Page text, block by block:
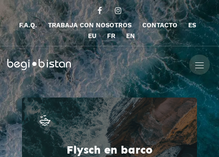
F.A.Q. TRABAJA CON NOSOTROS CONTACTO
ES
EU
FR EN
Flysch en barco